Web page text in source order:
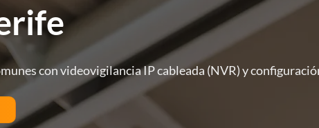
con videovigilancia IP cableada (NVR) y